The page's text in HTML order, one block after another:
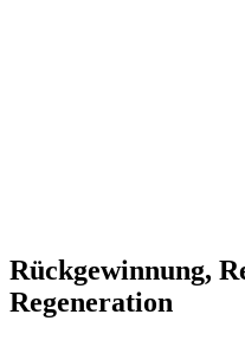
Rückgewinnung,
Regeneration